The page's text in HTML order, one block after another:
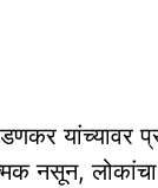
यांच्यावर
नसून, लोकांचा